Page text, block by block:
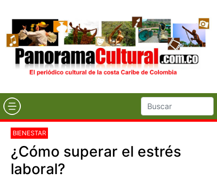
BIENESTAR
¿Cómo superar el estrés
laboral?